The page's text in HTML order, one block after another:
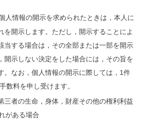
人情報の開示を求められたときは，本人に
を開示します。ただし，開示することによ
当する場合は，その全部または一部を開示
開示しない決定をした場合には，その旨を
。なお，個人情報の開示に際しては，1件
数料を申し受けます。
三者の生命，身体，財産その他の権利利益
がある場合